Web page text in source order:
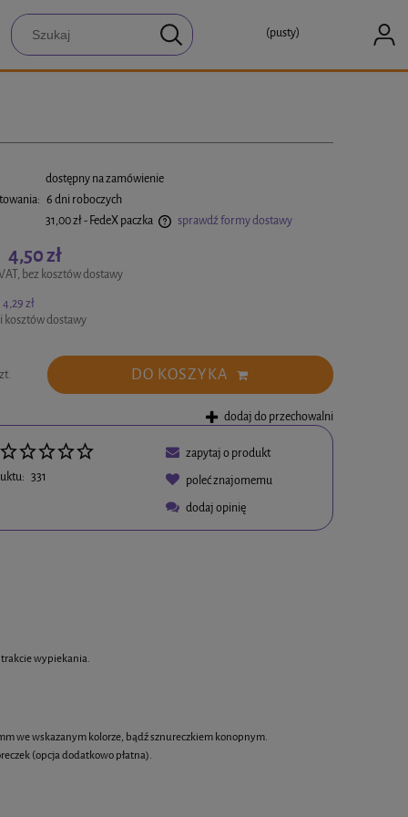
(pusty)
dostępny na zamówienie
6 dni roboczych
31,00 zł- FedeX paczka
ewentualnych kosztów płatności
sprawdź formy dostawy
4,50 zł
bez kosztów dostawy
4,29 zł
kosztów dostawy
DO KOSZYKA
dodaj do przechowalni
331
zapytaj o produkt
poleć znajomemu
dodaj opinię
wypiekania.
we wskazanym kolorze, bądź sznureczkiem konopnym.
(opcja dodatkowo płatna).